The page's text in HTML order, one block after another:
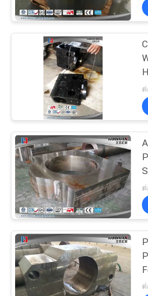
เกี่ยว
ทัวร์
โรงงาน
ควบคุม
คุณภาพ
แผนผัง
Axle Shaft
Gear Blank
ต่
ต่
ต่